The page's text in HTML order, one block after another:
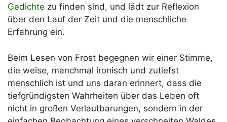
Gedichte zu finden sind, und lädt zur Reflexion
über den Lauf der Zeit und die menschliche
Erfahrung ein.
Beim Lesen von Frost begegnen wir einer Stimme,
die weise, manchmal ironisch und zutiefst
menschlich ist und uns daran erinnert, dass die
tiefgründigsten Wahrheiten über das Leben oft
nicht in großen Verlautbarungen, sondern in der